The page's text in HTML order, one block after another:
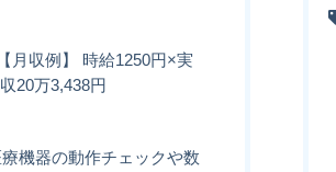
月収例】 時給1250円×実
20万3,438円
機器の動作チェックや数